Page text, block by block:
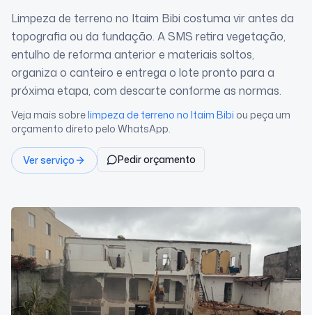
Limpeza de terreno no Itaim Bibi costuma vir antes da
topografia ou da fundação. A SMS retira vegetação,
entulho de reforma anterior e materiais soltos,
organiza o canteiro e entrega o lote pronto para a
próxima etapa, com descarte conforme as normas.
Veja mais sobrelimpeza de terreno no Itaim Bibi ou peça um
orçamento direto pelo WhatsApp.
Ver serviço Pedir orçamento